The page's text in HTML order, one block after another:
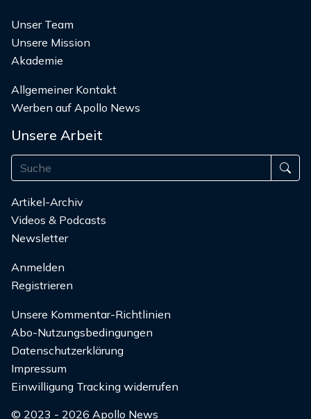
Unser Team
Unsere Mission
Akademie
Allgemeiner Kontakt
Werben auf Apollo News
Unsere Arbeit
Artikel-Archiv
Videos & Podcasts
Newsletter
Anmelden
Registrieren
Unsere Kommentar-Richtlinien
Abo-Nutzungsbedingungen
Datenschutzerklärung
Impressum
Einwilligung Tracking widerrufen
© 2023 - 2026 Apollo News